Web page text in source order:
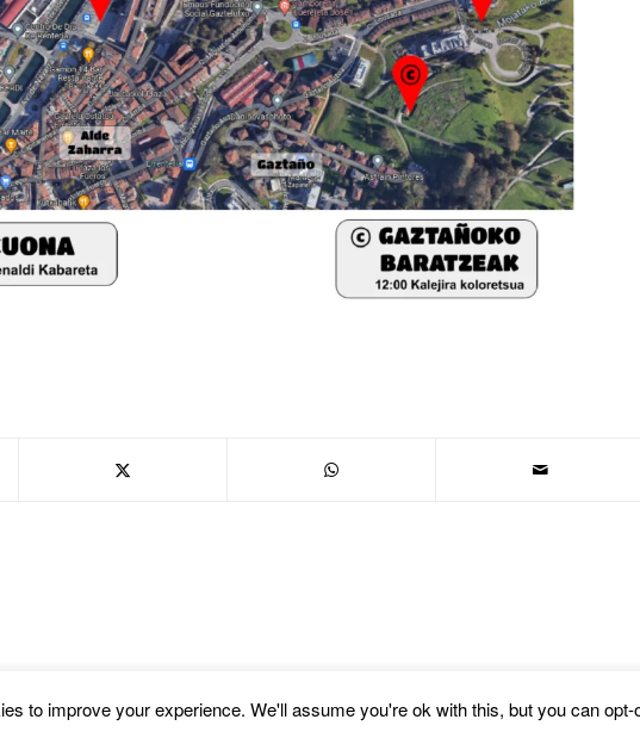
-powered by Enfold WordPress Theme
to improve your experience. We'll assume you're ok with this, but you can opt-